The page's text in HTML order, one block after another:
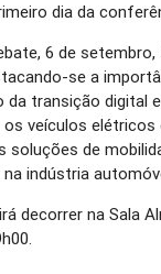
dia da
6 de
se a
transição digital
veículos elétricos
soluções de
indústria
decorrer na Sala